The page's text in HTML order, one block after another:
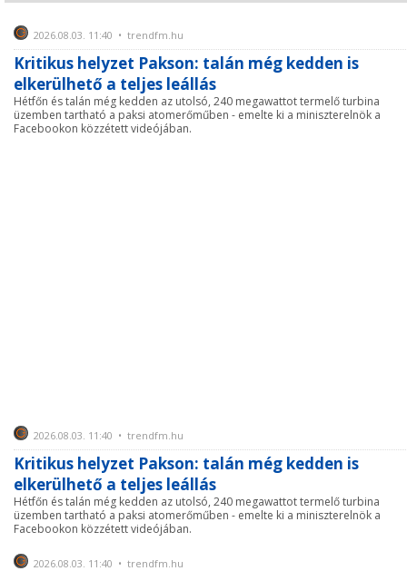
2026.08.03. 11:40 • trendfm.hu
Kritikus helyzet Pakson: talán még kedden is
elkerülhető a teljes leállás
Hétfőn és talán még kedden az utolsó, 240 megawattot termelő turbina
üzemben tartható a paksi atomerőműben - emelte ki a miniszterelnök a
Facebookon közzétett videójában.
2026.08.03. 11:40 • trendfm.hu
Kritikus helyzet Pakson: talán még kedden is
elkerülhető a teljes leállás
Hétfőn és talán még kedden az utolsó, 240 megawattot termelő turbina
üzemben tartható a paksi atomerőműben - emelte ki a miniszterelnök a
Facebookon közzétett videójában.
2026.08.03. 11:40 • trendfm.hu